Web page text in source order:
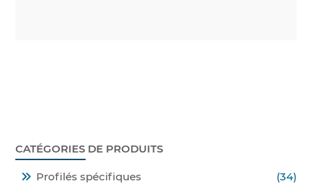
CATÉGORIES DE PRODUITS
Profilés spécifiques (34)